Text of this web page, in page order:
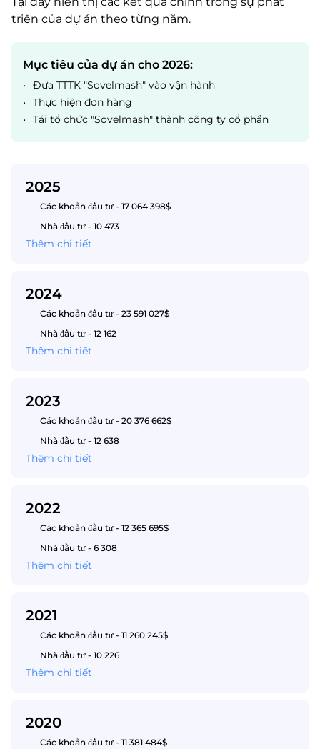
triển của dự án theo từng năm.
Mục tiêu của dự án cho 2026:
•
Đưa TTTK "Sovelmash" vào vận hành
•
Thực hiện đơn hàng
•
Tái tổ chức "Sovelmash" thành công ty cổ phần
2025
Các khoản đầu tư - 17 064 398$
Nhà đầu tư - 10 473
Thêm chi tiết
2024
Các khoản đầu tư - 23 591 027$
Nhà đầu tư - 12 162
Thêm chi tiết
2023
Các khoản đầu tư - 20 376 662$
Nhà đầu tư - 12 638
Thêm chi tiết
2022
Các khoản đầu tư - 12 365 695$
Nhà đầu tư - 6 308
Thêm chi tiết
2021
Các khoản đầu tư - 11 260 245$
Nhà đầu tư - 10 226
Thêm chi tiết
2020
Các khoản đầu tư - 11 381 484$